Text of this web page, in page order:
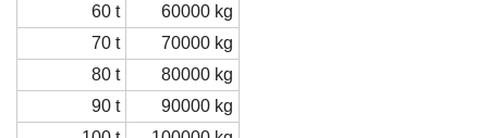
60 t
60000 kg
70 t
70000 kg
80 t
80000 kg
90 t
90000 kg